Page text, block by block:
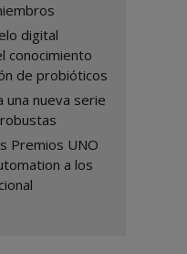
digital
conocimiento
de probióticos
una nueva serie
Premios UNO
a los